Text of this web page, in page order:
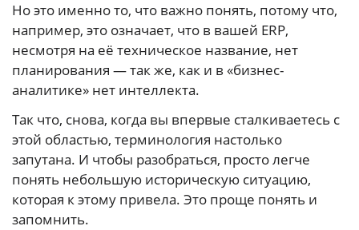
Но это именно то, что важно понять, потому что,
например, это означает, что в вашей ERP,
несмотря на её техническое название, нет
планирования — так же, как и в «бизнес-
аналитике» нет интеллекта.
Так что, снова, когда вы впервые сталкиваетесь с
этой областью, терминология настолько
запутана. И чтобы разобраться, просто легче
понять небольшую историческую ситуацию,
которая к этому привела. Это проще понять и
запомнить.